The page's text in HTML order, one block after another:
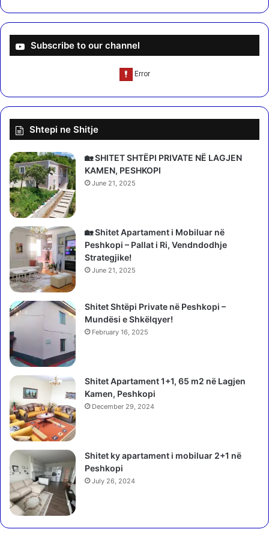
ë
n
r
e
R
r
i
t
j
a
e
i
d
u
s
r
i
s
ë
s
a
t
o
m
b
i
l
a
v
s
m
e
t
r
o
l
o
g
j
k
e
/
s
h
e
n
j
d
v
i
h
n
p
ë
r
b
Subscribe to our channel
Shtepi ne Shitje
🏡 SHITET SHTËPI PRIVATE NË LAGJEN
KAMEN, PESHKOPI
June 21, 2025
🏡 Shitet Apartament i Mobiluar në
Peshkopi – Pallat i Ri, Vendndodhje
Strategjike!
June 21, 2025
Shitet Shtëpi Private në Peshkopi –
Mundësi e Shkëlqyer!
February 16, 2025
Shitet Apartament 1+1, 65 m2 në Lagjen
Kamen, Peshkopi
December 29, 2024
Shitet ky apartament i mobiluar 2+1 në
Peshkopi
July 26, 2024